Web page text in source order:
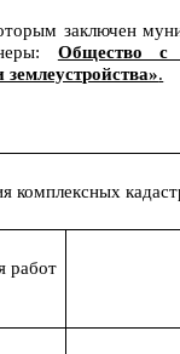
заключен
Общество с
.
комплексных
работ